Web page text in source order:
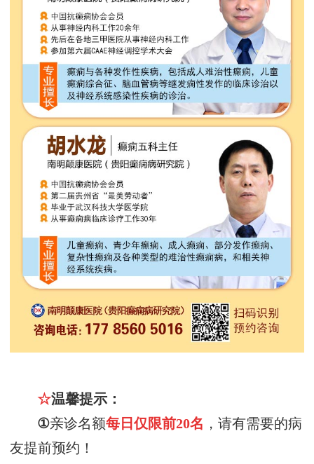
☆温馨提示：
①亲诊名额每日仅限前20名 ，请有需要的病
友提前预约！